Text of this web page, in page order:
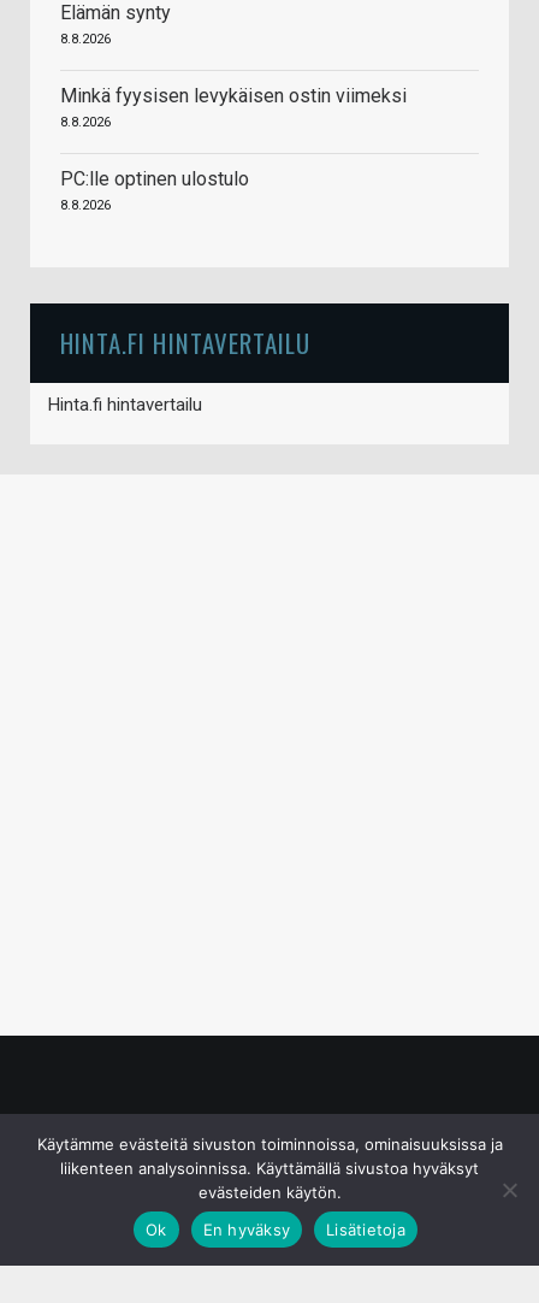
Elämän synty
8.8.2026
Minkä fyysisen levykäisen ostin viimeksi
8.8.2026
PC:lle optinen ulostulo
8.8.2026
HINTA.FI HINTAVERTAILU
Hinta.fi hintavertailu
Käytämme evästeitä sivuston toiminnoissa, ominaisuuksissa ja
liikenteen analysoinnissa. Käyttämällä sivustoa hyväksyt
evästeiden käytön.
Ok
En hyväksy Lisätietoja